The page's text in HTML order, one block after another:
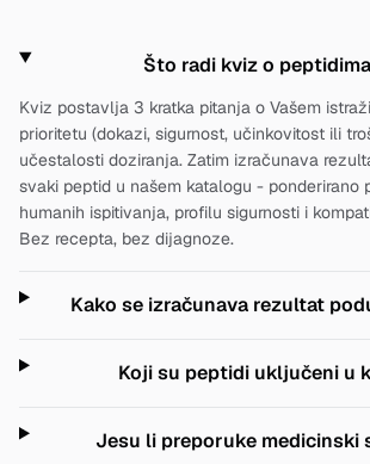
Što radi kviz o
Kviz postavlja 3 kratka pitanja o Vašem
prioritetu (dokazi, sigurnost, učinkovitost ili
učestalosti doziranja. Zatim izračunava
svaki peptid u našem katalogu - ponderirano
humanih ispitivanja, profilu sigurnosti i
Bez recepta, bez dijagnoze.
Kako se izračunava rezultat
Koji su peptidi uključeni u
Jesu li preporuke medicinski